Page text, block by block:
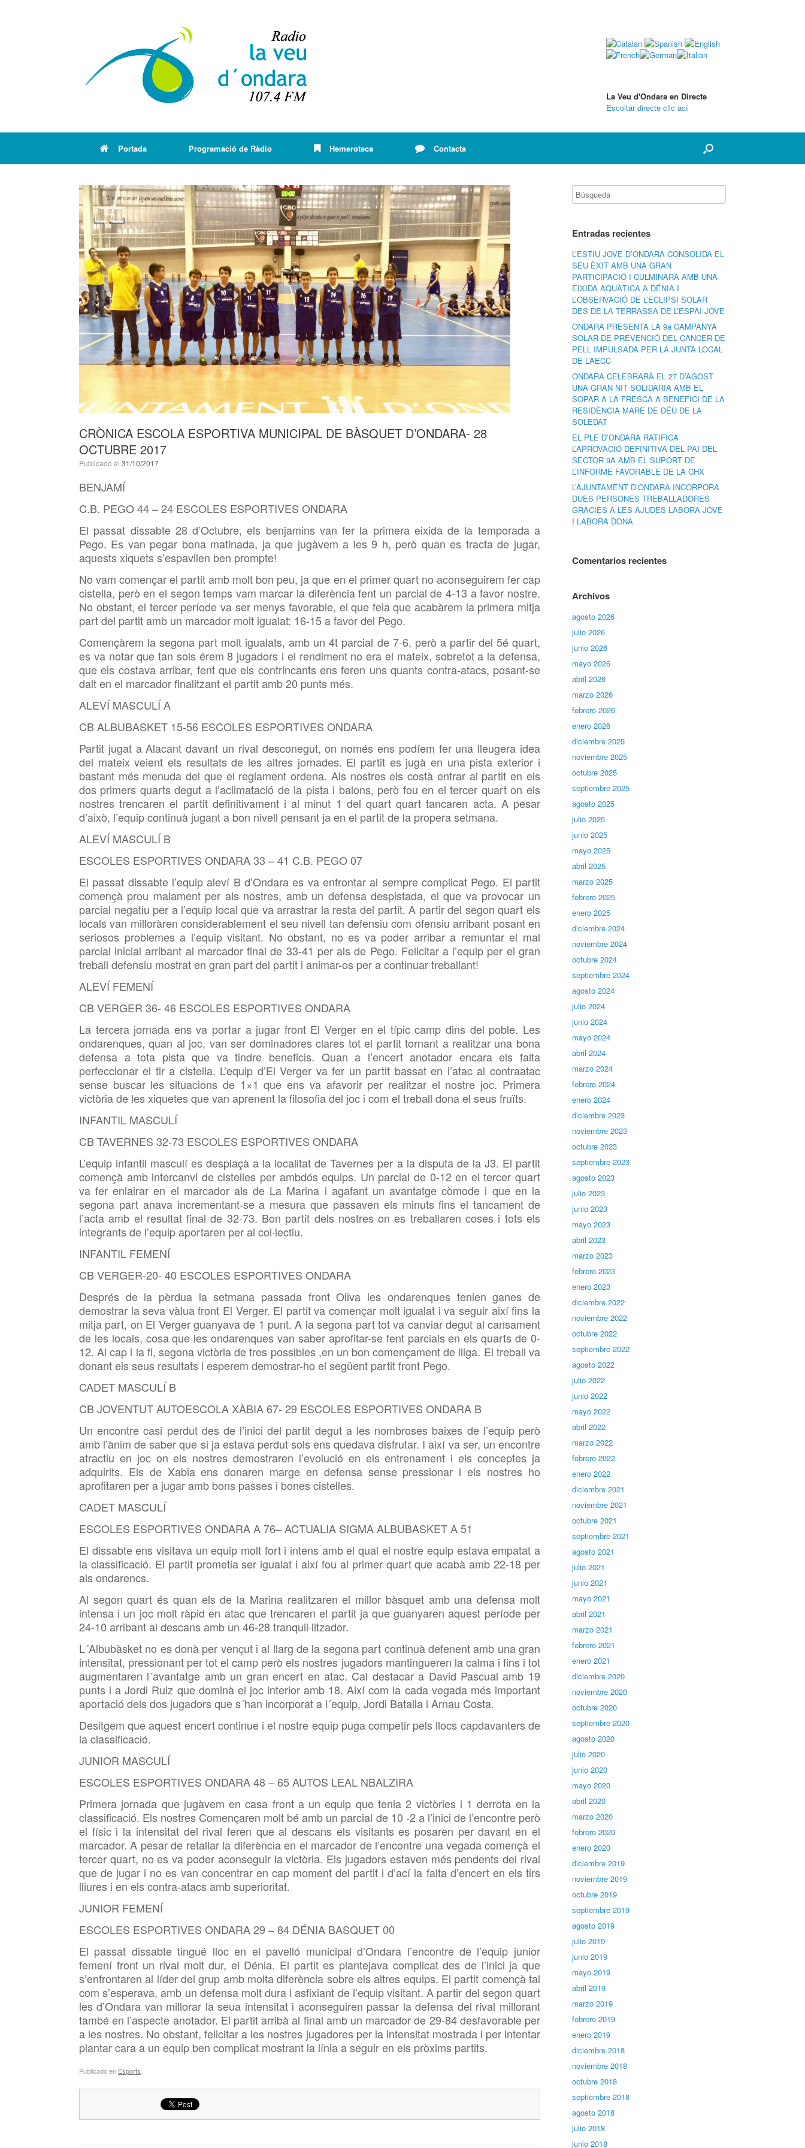
La Veu d'Ondara en Directe
Escoltar directe clic ací
Portada Programació de Ràdio Hemeroteca Contacta
CRÒNICA ESCOLA ESPORTIVA MUNICIPAL DE BÀSQUET D’ONDARA- 28
OCTUBRE 2017
Publicado el 31/10/2017
BENJAMÍ
C.B. PEGO 44 – 24 ESCOLES ESPORTIVES ONDARA
El passat dissabte 28 d’Octubre, els benjamins van fer la primera eixida de la temporada a
Pego. Es van pegar bona matinada, ja que jugàvem a les 9 h, però quan es tracta de jugar,
aquests xiquets s’espavilen ben prompte!
No vam començar el partit amb molt bon peu, ja que en el primer quart no aconseguirem fer cap
cistella, però en el segon temps vam marcar la diferència fent un parcial de 4-13 a favor nostre.
No obstant, el tercer període va ser menys favorable, el que feia que acabàrem la primera mitja
part del partit amb un marcador molt igualat: 16-15 a favor del Pego.
Començàrem la segona part molt igualats, amb un 4t parcial de 7-6, però a partir del 5é quart,
es va notar que tan sols érem 8 jugadors i el rendiment no era el mateix, sobretot a la defensa,
que els costava arribar, fent que els contrincants ens feren uns quants contra-atacs, posant-se
dalt en el marcador finalitzant el partit amb 20 punts més.
ALEVÍ MASCULÍ A
CB ALBUBASKET 15-56 ESCOLES ESPORTIVES ONDARA
Partit jugat a Alacant davant un rival desconegut, on només ens podíem fer una lleugera idea
del mateix veient els resultats de les altres jornades. El partit es jugà en una pista exterior i
bastant més menuda del que el reglament ordena. Als nostres els costà entrar al partit en els
dos primers quarts degut a l’aclimatació de la pista i balons, però fou en el tercer quart on els
nostres trencaren el partit definitivament i al minut 1 del quart quart tancaren acta. A pesar
d’això, l’equip continuà jugant a bon nivell pensant ja en el partit de la propera setmana.
ALEVÍ MASCULÍ B
ESCOLES ESPORTIVES ONDARA 33 – 41 C.B. PEGO 07
El passat dissabte l’equip aleví B d’Ondara es va enfrontar al sempre complicat Pego. El partit
començà prou malament per als nostres, amb un defensa despistada, el que va provocar un
parcial negatiu per a l’equip local que va arrastrar la resta del partit. A partir del segon quart els
locals van milloràren considerablement el seu nivell tan defensiu com ofensiu arribant posant en
seriosos problemes a l’equip visitant. No obstant, no es va poder arribar a remuntar el mal
parcial inicial arribant al marcador final de 33-41 per als de Pego. Felicitar a l’equip per el gran
treball defensiu mostrat en gran part del partit i animar-os per a continuar treballant!
ALEVÍ FEMENÍ
CB VERGER 36- 46 ESCOLES ESPORTIVES ONDARA
La tercera jornada ens va portar a jugar front El Verger en el típic camp dins del poble. Les
ondarenques, quan al joc, van ser dominadores clares tot el partit tornant a realitzar una bona
defensa a tota pista que va tindre beneficis. Quan a l’encert anotador encara els falta
perfeccionar el tir a cistella. L’equip d’El Verger va fer un partit bassat en l’atac al contraatac
sense buscar les situacions de 1×1 que ens va afavorir per realitzar el nostre joc. Primera
victòria de les xiquetes que van aprenent la filosofia del joc i com el treball dona el seus fruïts.
INFANTIL MASCULÍ
CB TAVERNES 32-73 ESCOLES ESPORTIVES ONDARA
L’equip infantil masculí es desplaçà a la localitat de Tavernes per a la disputa de la J3. El partit
començà amb intercanvi de cistelles per ambdós equips. Un parcial de 0-12 en el tercer quart
va fer enlairar en el marcador als de La Marina i agafant un avantatge còmode i que en la
segona part anava incrementant-se a mesura que passaven els minuts fins el tancament de
l’acta amb el resultat final de 32-73. Bon partit dels nostres on es treballaren coses i tots els
integrants de l’equip aportaren per al col·lectiu.
INFANTIL FEMENÍ
CB VERGER-20- 40 ESCOLES ESPORTIVES ONDARA
Després de la pèrdua la setmana passada front Oliva les ondarenques tenien ganes de
demostrar la seva vàlua front El Verger. El partit va començar molt igualat i va seguir així fins la
mitja part, on El Verger guanyava de 1 punt. A la segona part tot va canviar degut al cansament
de les locals, cosa que les ondarenques van saber aprofitar-se fent parcials en els quarts de 0-
12. Al cap i la fi, segona victòria de tres possibles ,en un bon començament de lliga. El treball va
donant els seus resultats i esperem demostrar-ho el següent partit front Pego.
CADET MASCULÍ B
CB JOVENTUT AUTOESCOLA XÀBIA 67- 29 ESCOLES ESPORTIVES ONDARA B
Un encontre casi perdut des de l’inici del partit degut a les nombroses baixes de l’equip però
amb l’ànim de saber que si ja estava perdut sols ens quedava disfrutar. I així va ser, un encontre
atractiu en joc on els nostres demostraren l’evolució en els entrenament i els conceptes ja
adquirits. Els de Xabia ens donaren marge en defensa sense pressionar i els nostres ho
aprofitaren per a jugar amb bons passes i bones cistelles.
CADET MASCULÍ
ESCOLES ESPORTIVES ONDARA A 76– ACTUALIA SIGMA ALBUBASKET A 51
El dissabte ens visitava un equip molt fort i intens amb el qual el nostre equip estava empatat a
la classificació. El partit prometia ser igualat i així fou al primer quart que acabà amb 22-18 per
als ondarencs.
Al segon quart és quan els de la Marina realitzaren el millor bàsquet amb una defensa molt
intensa i un joc molt ràpid en atac que trencaren el partit ja que guanyaren aquest període per
24-10 arribant al descans amb un 46-28 tranquil·litzador.
L´Albubàsket no es donà per vençut i al llarg de la segona part continuà defenent amb una gran
intensitat, pressionant per tot el camp però els nostres jugadors mantingueren la calma i fins i tot
augmentaren l´avantatge amb un gran encert en atac. Cal destacar a David Pascual amb 19
punts i a Jordi Ruiz que dominà el joc interior amb 18. Així com la cada vegada més important
aportació dels dos jugadors que s´han incorporat a l´equip, Jordi Batalla i Arnau Costa.
Desitgem que aquest encert continue i el nostre equip puga competir pels llocs capdavanters de
la classificació.
JUNIOR MASCULÍ
ESCOLES ESPORTIVES ONDARA 48 – 65 AUTOS LEAL NBALZIRA
Primera jornada que jugàvem en casa front a un equip que tenia 2 victòries i 1 derrota en la
classificació. Els nostres Començaren molt bé amb un parcial de 10 -2 a l’inici de l’encontre però
el físic i la intensitat del rival feren que al descans els visitants es posaren per davant en el
marcador. A pesar de retallar la diferència en el marcador de l’encontre una vegada començà el
tercer quart, no es va poder aconseguir la victòria. Els jugadors estaven més pendents del rival
que de jugar i no es van concentrar en cap moment del partit i d’ací la falta d’encert en els tirs
lliures i en els contra-atacs amb superioritat.
JUNIOR FEMENÍ
ESCOLES ESPORTIVES ONDARA 29 – 84 DÉNIA BASQUET 00
El passat dissabte tingué lloc en el pavelló municipal d’Ondara l’encontre de l’equip junior
femení front un rival molt dur, el Dénia. El partit es plantejava complicat des de l’inici ja que
s’enfrontaren al líder del grup amb molta diferència sobre els altres equips. El partit començà tal
com s’esperava, amb un defensa molt dura i asfixiant de l’equip visitant. A partir del segon quart
les d’Ondara van millorar la seua intensitat i aconseguiren passar la defensa del rival millorant
també en l’aspecte anotador. El partit arribà al final amb un marcador de 29-84 desfavorable per
a les nostres. No obstant, felicitar a les nostres jugadores per la intensitat mostrada i per intentar
plantar cara a un equip ben complicat mostrant la línia a seguir en els pròxims partits.
Publicado en Esports
Entradas recientes
L’ESTIU JOVE D’ONDARA CONSOLIDA EL
SEU ÈXIT AMB UNA GRAN
PARTICIPACIÓ I CULMINARÀ AMB UNA
EIXIDA AQUÀTICA A DÉNIA I
L’OBSERVACIÓ DE L’ECLIPSI SOLAR
DES DE LA TERRASSA DE L’ESPAI JOVE
ONDARA PRESENTA LA 9a CAMPANYA
SOLAR DE PREVENCIÓ DEL CÀNCER DE
PELL IMPULSADA PER LA JUNTA LOCAL
DE L’AECC
ONDARA CELEBRARÀ EL 27 D’AGOST
UNA GRAN NIT SOLIDÀRIA AMB EL
SOPAR A LA FRESCA A BENEFICI DE LA
RESIDÈNCIA MARE DE DÉU DE LA
SOLEDAT
EL PLE D’ONDARA RATIFICA
L’APROVACIÓ DEFINITIVA DEL PAI DEL
SECTOR 9A AMB EL SUPORT DE
L’INFORME FAVORABLE DE LA CHX
L’AJUNTAMENT D’ONDARA INCORPORA
DUES PERSONES TREBALLADORES
GRÀCIES A LES AJUDES LABORA JOVE
I LABORA DONA
Comentarios recientes
Archivos
agosto 2026
julio 2026
junio 2026
mayo 2026
abril 2026
marzo 2026
febrero 2026
enero 2026
diciembre 2025
noviembre 2025
octubre 2025
septiembre 2025
agosto 2025
julio 2025
junio 2025
mayo 2025
abril 2025
marzo 2025
febrero 2025
enero 2025
diciembre 2024
noviembre 2024
octubre 2024
septiembre 2024
agosto 2024
julio 2024
junio 2024
mayo 2024
abril 2024
marzo 2024
febrero 2024
enero 2024
diciembre 2023
noviembre 2023
octubre 2023
septiembre 2023
agosto 2023
julio 2023
junio 2023
mayo 2023
abril 2023
marzo 2023
febrero 2023
enero 2023
diciembre 2022
noviembre 2022
octubre 2022
septiembre 2022
agosto 2022
julio 2022
junio 2022
mayo 2022
abril 2022
marzo 2022
febrero 2022
enero 2022
diciembre 2021
noviembre 2021
octubre 2021
septiembre 2021
agosto 2021
julio 2021
junio 2021
mayo 2021
abril 2021
marzo 2021
febrero 2021
enero 2021
diciembre 2020
noviembre 2020
octubre 2020
septiembre 2020
agosto 2020
julio 2020
junio 2020
mayo 2020
abril 2020
marzo 2020
febrero 2020
enero 2020
diciembre 2019
noviembre 2019
octubre 2019
septiembre 2019
agosto 2019
julio 2019
junio 2019
mayo 2019
abril 2019
marzo 2019
febrero 2019
enero 2019
diciembre 2018
noviembre 2018
octubre 2018
septiembre 2018
agosto 2018
julio 2018
junio 2018